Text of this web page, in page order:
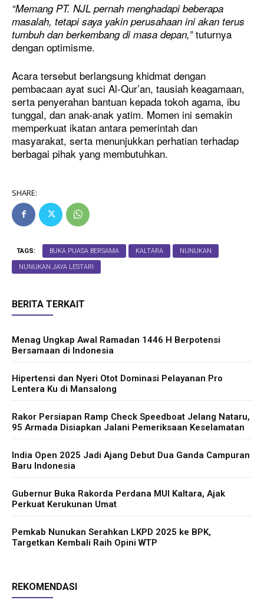
“Memang PT. NJL pernah menghadapi beberapa
masalah, tetapi saya yakin perusahaan ini akan terus
tumbuh dan berkembang di masa depan,”tuturnya
dengan optimisme.
Acara tersebut berlangsung khidmat dengan
pembacaan ayat suci Al-Qur’an, tausiah keagamaan,
serta penyerahan bantuan kepada tokoh agama, ibu
tunggal, dan anak-anak yatim. Momen ini semakin
memperkuat ikatan antara pemerintah dan
masyarakat, serta menunjukkan perhatian terhadap
berbagai pihak yang membutuhkan.
SHARE:
TAGS: BUKA PUASA BERSAMA KALTARA NUNUKAN
NUNUKAN JAYA LESTARI
BERITA TERKAIT
Menag Ungkap Awal Ramadan 1446 H Berpotensi
Bersamaan di Indonesia
Hipertensi dan Nyeri Otot Dominasi Pelayanan Pro
Lentera Ku di Mansalong
Rakor Persiapan Ramp Check Speedboat Jelang Nataru,
95 Armada Disiapkan Jalani Pemeriksaan Keselamatan
India Open 2025 Jadi Ajang Debut Dua Ganda Campuran
Baru Indonesia
Gubernur Buka Rakorda Perdana MUI Kaltara, Ajak
Perkuat Kerukunan Umat
Pemkab Nunukan Serahkan LKPD 2025 ke BPK,
Targetkan Kembali Raih Opini WTP
REKOMENDASI